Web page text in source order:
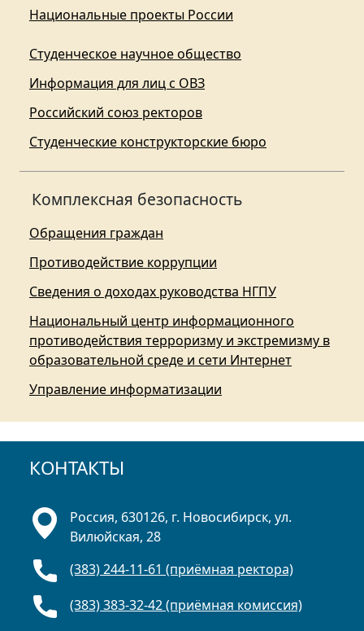
Национальные проекты России
Студенческое научное общество
Информация для лиц с ОВЗ
Российский союз ректоров
Студенческие конструкторские бюро
Комплексная безопасность
Обращения граждан
Противодействие коррупции
Сведения о доходах руководства НГПУ
Национальный центр информационного
противодействия терроризму и экстремизму в
образовательной среде и сети Интернет
Управление информатизации
КОНТАКТЫ
Россия, 630126, г. Новосибирск, ул.
Вилюйская, 28
(383) 244-11-61 (приёмная ректора)
(383) 383-32-42 (приёмная комиссия)